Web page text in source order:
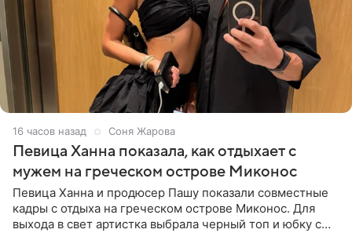
16 часов назад Соня Жарова
Певица Ханна показала, как отдыхает с
мужем на греческом острове Миконос
Певица Ханна и продюсер Пашу показали совместные
кадры с отдыха на греческом острове Миконос. Для
выхода в свет артистка выбрала черный топ и юбку с